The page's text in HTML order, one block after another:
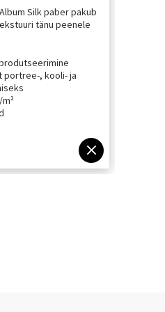
Silk paber pakub
tänu peenele
portree-, kooli- ja